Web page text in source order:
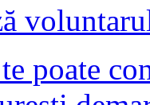
poate